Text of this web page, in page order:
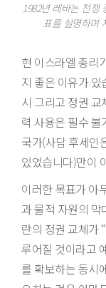
1982년 레바논 전쟁
표를 설명하며
현 이스라엘 총리
지 좋은 이유가
시 그리고 정권
력 사용은 필수
국가(사담 후세인
있었습니다)만이
이러한 목표가 아
과 물적 자원의 막
란의 정권 교체가
루어질 것이라고
를 확보하는 동시